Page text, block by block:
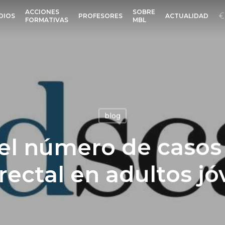
ACCIONES
FORMATIVAS
PROFESORES
SOBRE
MBL
ACTUALIDAD
blog
número de
en adultos